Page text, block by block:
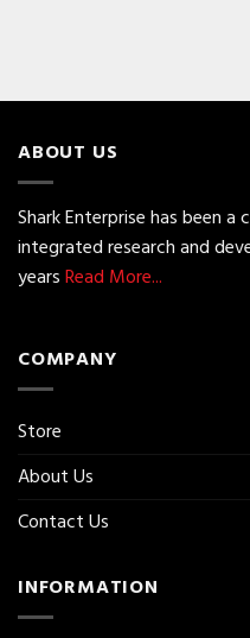
ABOUT US
Shark Enterprise has been
integrated research and
yearsRead More...
COMPANY
Store
About Us
Contact Us
INFORMATION